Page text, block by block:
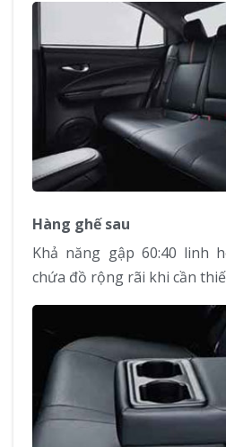
Hàng ghế sau
Khả năng gập 60:40 linh
chứa đồ rộng rãi khi cần